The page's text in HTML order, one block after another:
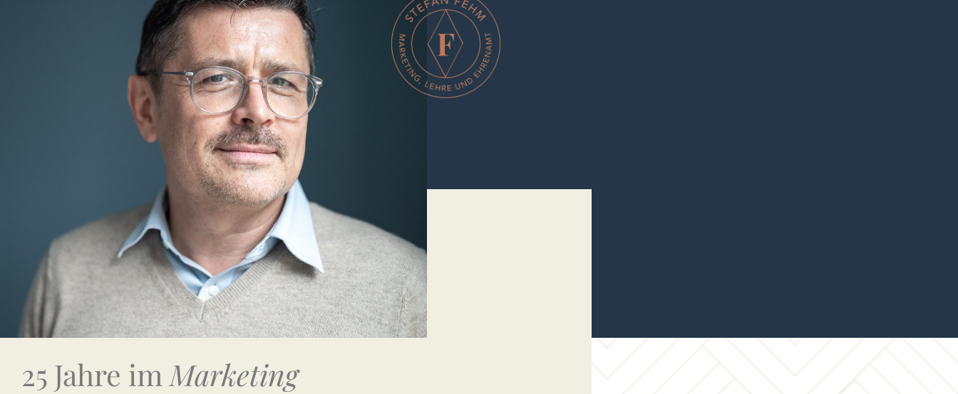
25 Jahre im Marketing